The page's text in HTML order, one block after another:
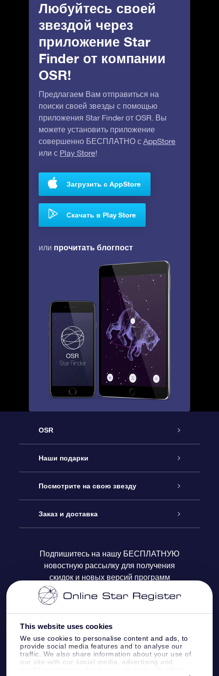
This website uses cookies
We use cookies to personalise content and ads, to
provide social media features and to analyse our
traffic. We also share information about your use of
our site with our social media, advertising and
Любуйтесь своей
звездой через
приложение Star
Finder от компании
OSR!
Предлагаем Вам отправиться на
поиски своей звезды с помощью
приложения Star Finder от OSR. Вы
можете установить приложение
совершенно БЕСПЛАТНО с AppStore
или с Play Store!
Загрузить с AppStore
Скачать в Play Store
или прочитать блогпост
OSR
Обслуживание
Как с нами связаться
Блог
Отзывы
Наши подарки
Онлайн подарок Online Star Gift
Подарочный набор OSR
Подарочная карта OSR
Корпоративные подарки
Посмотрите на свою звезду
Звездный реестр
Персонализированная страница Star Page
One Million Stars
OSR Starsaver
VR-приложение Fly me to the stars
Заказ и доставка
Платежная информация
Информация по доставке
Политика возврата
Созвездиях
Подпишитесь на нашу БЕСПЛАТНУЮ
новостную рассылку для получения
скидок и новых версий программ